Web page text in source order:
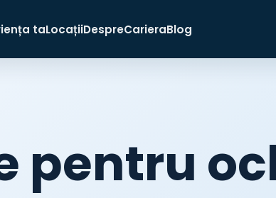
taLocațiiDespreCarieraBlog
pentru